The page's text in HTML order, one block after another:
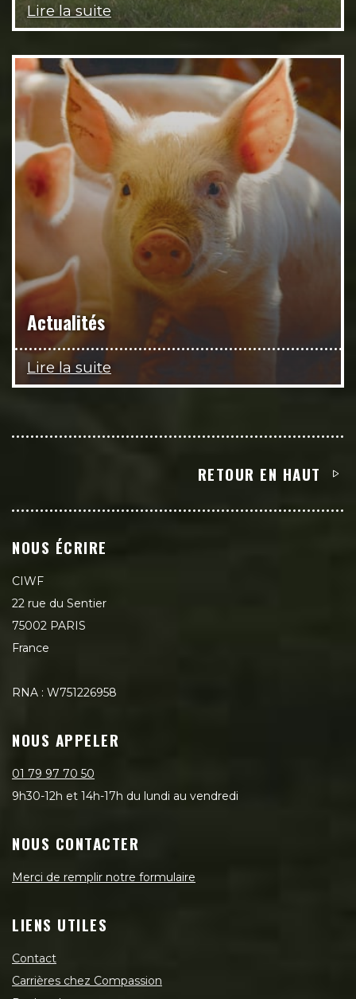
Lire la suite
Actualités
Lire la suite
RETOUR EN HAUT
NOUS ÉCRIRE
CIWF
22 rue du Sentier
75002 PARIS
France
RNA : W751226958
NOUS APPELER
01 79 97 70 50
9h30-12h et 14h-17h du lundi au vendredi
NOUS CONTACTER
Merci de remplir notre formulaire
LIENS UTILES
Contact
Carrières chez Compassion